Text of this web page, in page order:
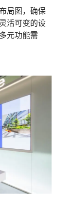
局图，确保
活可变的设
元功能需